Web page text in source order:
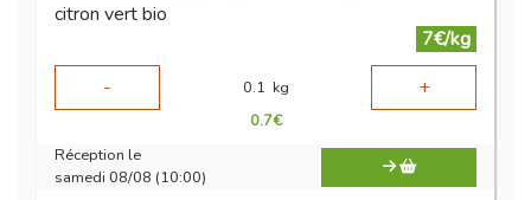
citron vert bio
7€/kg
-
0.1 kg +
0.7€
Réception le
samedi 08/08 (10:00)